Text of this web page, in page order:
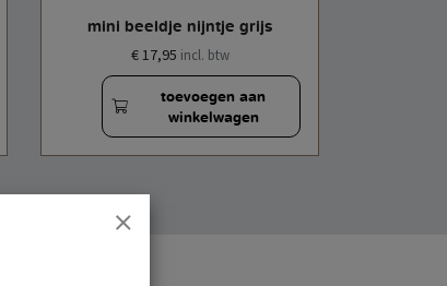
mini beeldje nijntje grijs
€ 17,95 incl. btw
toevoegen aan
winkelwagen